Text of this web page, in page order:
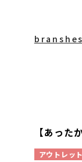
branshes
【あった
アウトレッ